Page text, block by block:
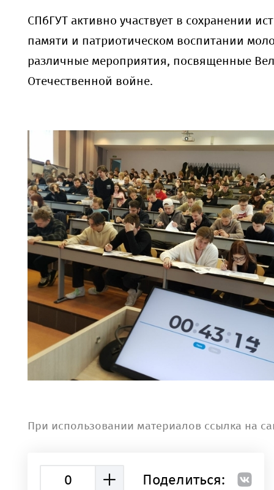
СПбГУТ активно участвует в сохранении
памяти и патриотическом воспитании
различные мероприятия, посвященные
Отечественной войне.
При использовании материалов ссылка на
0 Поделиться: